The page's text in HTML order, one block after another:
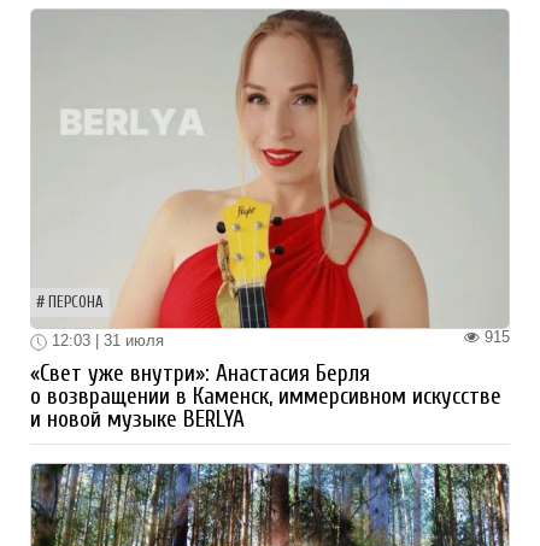
ПЕРСОНА
915
12:03 | 31 июля
«Свет уже внутри»: Анастасия Берля
о возвращении в Каменск, иммерсивном искусстве
и новой музыке BERLYA